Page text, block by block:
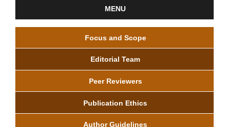
MENU
Focus and Scope
Editorial Team
Peer Reviewers
Publication Ethics
Author Guidelines